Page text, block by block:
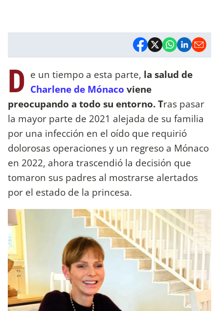
D e un tiempo a esta parte, la salud de
Charlene de Mónaco viene
preocupando a todo su entorno. Tras pasar
la mayor parte de 2021 alejada de su familia
por una infección en el oído que requirió
dolorosas operaciones y un regreso a Mónaco
en 2022, ahora trascendió la decisión que
tomaron sus padres al mostrarse alertados
por el estado de la princesa.